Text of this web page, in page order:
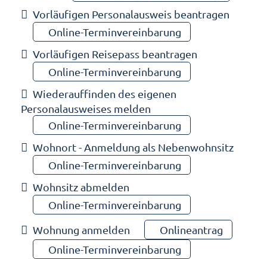
Vorläufigen Personalausweis beantragen
Online-Terminvereinbarung
Vorläufigen Reisepass beantragen
Online-Terminvereinbarung
Wiederauffinden des eigenen
Personalausweises melden
Online-Terminvereinbarung
Wohnort - Anmeldung als Nebenwohnsitz
Online-Terminvereinbarung
Wohnsitz abmelden
Online-Terminvereinbarung
Wohnung anmelden
Onlineantrag
Online-Terminvereinbarung